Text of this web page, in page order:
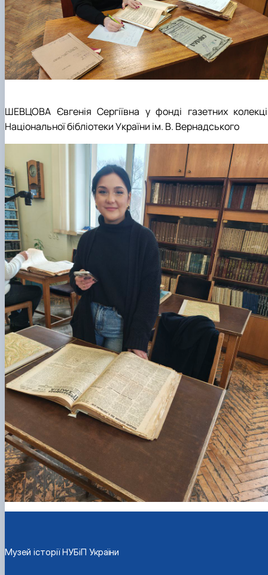
ШЕВЦОВА Євгенія Сергіївна у фонді газетних
Національної бібліотеки України ім. В. Вернадського
Музей історії НУБіП України